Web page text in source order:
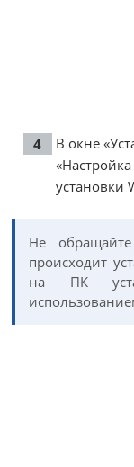
В окне
установки
Не
происходит
на ПК